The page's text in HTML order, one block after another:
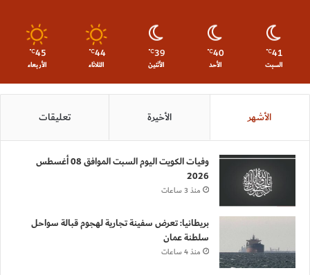
41
℃
السبت
40
℃
الأحد
39
℃
الأثنين
44
℃
الثلاثاء
45
℃
الأربعاء
الأشهر الأخيرة تعليقات
وفيات الكويت اليوم السبت الموافق 08 أغسطس
2026
منذ 3 ساعات
بريطانيا: تعرض سفينة تجارية لهجوم قبالة سواحل
سلطنة عمان
منذ 4 ساعات